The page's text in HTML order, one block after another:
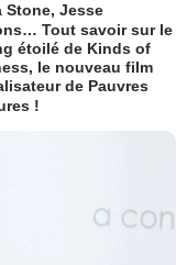
Stone, Jesse
Tout savoir sur le
étoilé de Kinds of
le nouveau film
de Pauvres
!